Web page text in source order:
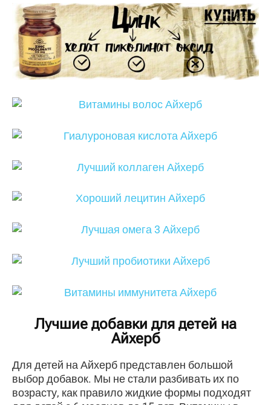
Лучшие добавки для детей на
Айхерб
Для детей на Айхерб представлен большой
выбор добавок. Мы не стали разбивать их по
возрасту, как правило жидкие формы подходят